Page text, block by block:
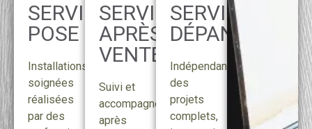
SERVICE
POSE
Installations
soignées
réalisées
par des
SERVICE
APRÈS-
VENTE
Suivi et
accompagnement
après
SERVICE
DÉPANNAGE
Indépendant
des
projets
complets,